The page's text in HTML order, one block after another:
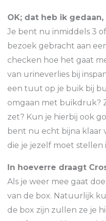
OK; dat heb ik
Je bent nu inmiddels 3
bezoek gebracht aan
checken hoe het gaat
van urineverlies bij
een tuut op je buik bij
omgaan met buikdruk?
zet? Kun je hierbij ook
bent nu echt bijna klaar
die je jezelf moet stellen
In hoeverre draagt
Als je weer mee gaat
van de box. Natuurlijk
de box zijn zullen ze je